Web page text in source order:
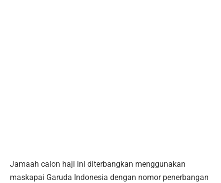
Jamaah calon haji ini diterbangkan menggunakan
maskapai Garuda Indonesia dengan nomor penerbangan